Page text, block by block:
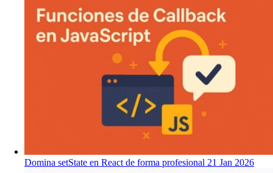
Domina setState en React de forma profesional 21 Jan 2026